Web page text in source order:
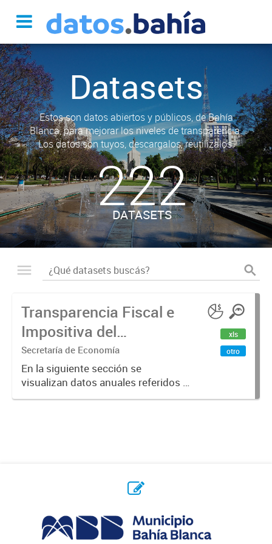
Datasets
Estos son datos abiertos y públicos, de Bahía
Blanca, para mejorar los niveles de transparencia.
Los datos son tuyos, descargalos, reutilizalos.
222
DATASETS
Transparencia Fiscal e
Impositiva del
Municipio. Año 2023
Secretaría de Economía
En la siguiente sección se
visualizan datos anuales referidos a
la transparencia fiscal e impositiva
xls
otro